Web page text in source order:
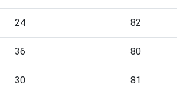
24 82
36 80
30 81